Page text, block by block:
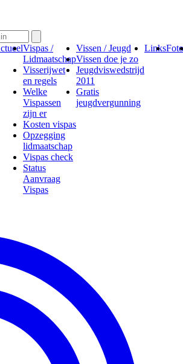
Vispas /
Lidmaatschap
Visserijwet
en regels
Welke
Vispassen
zijn er
Kosten vispas
Opzegging
lidmaatschap
Vispas check
Status
Aanvraag
Vispas
Vissen / Jeugd
Vissen doe je zo
Jeugdviswedstrijd
2011
Gratis
jeugdvergunning
Links